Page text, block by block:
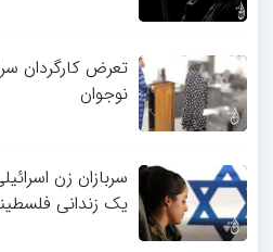
تعرض کارگردان
نوجوان
سربازان زن
یک زندانی